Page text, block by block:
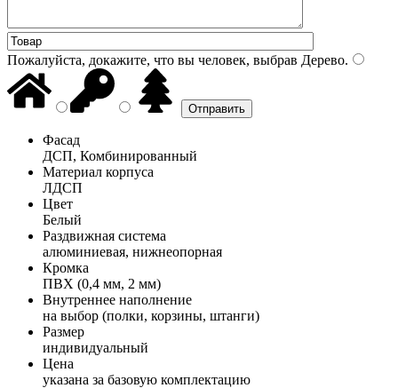
Пожалуйста, докажите, что вы человек, выбрав Дерево.
Фасад
ДСП, Комбинированный
Материал корпуса
ЛДСП
Цвет
Белый
Раздвижная система
алюминиевая, нижнеопорная
Кромка
ПВХ (0,4 мм, 2 мм)
Внутреннее наполнение
на выбор (полки, корзины, штанги)
Размер
индивидуальный
Цена
указана за базовую комплектацию